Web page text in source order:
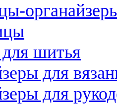
шитья
для
для